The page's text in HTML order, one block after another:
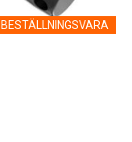
BESTÄLLNINGSVARA